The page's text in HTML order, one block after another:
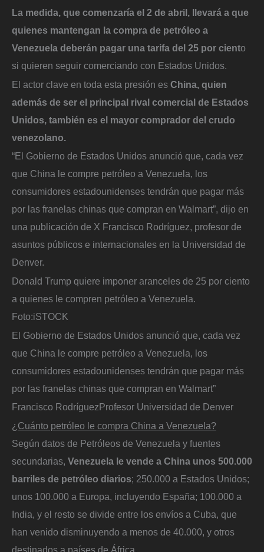
La medida, que comenzaría el 2 de abril, llevará a que
quienes mantengan la compra de petróleo a
Venezuela deberán pagar una tarifa del 25 por ciento
si quieren seguir comerciando con Estados Unidos.
El actor clave en toda esta presión es China, quien
además de ser el principal rival comercial de Estados
Unidos, también es el mayor comprador del crudo
venezolano.
“El Gobierno de Estados Unidos anunció que, cada vez
que China le compre petróleo a Venezuela, los
consumidores estadounidenses tendrán que pagar más
por las franelas chinas que compran en Walmart”, dijo en
una publicación de X Francisco Rodríguez, profesor de
asuntos públicos e internacionales en la Universidad de
Denver.
Donald Trump quiere imponer aranceles de 25 por ciento
a quienes le compren petróleo a Venezuela.
Foto:iSTOCK
El Gobierno de Estados Unidos anunció que, cada vez
que China le compre petróleo a Venezuela, los
consumidores estadounidenses tendrán que pagar más
por las franelas chinas que compran en Walmart”
Francisco RodríguezProfesor Universidad de Denver
¿Cuánto petróleo le compra China a Venezuela?
Según datos de Petróleos de Venezuela y fuentes
secundarias, Venezuela le vende a China unos 500.000
barriles de petróleo diarios; 250.000 a Estados Unidos;
unos 100.000 a Europa, incluyendo España; 100.000 a
India, y el resto se divide entre los envíos a Cuba, que
han venido disminuyendo a menos de 40.000, y otros
destinados a países de África.